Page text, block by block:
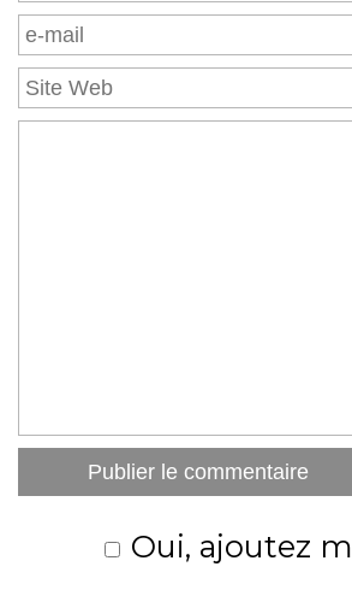
Oui, ajoutez